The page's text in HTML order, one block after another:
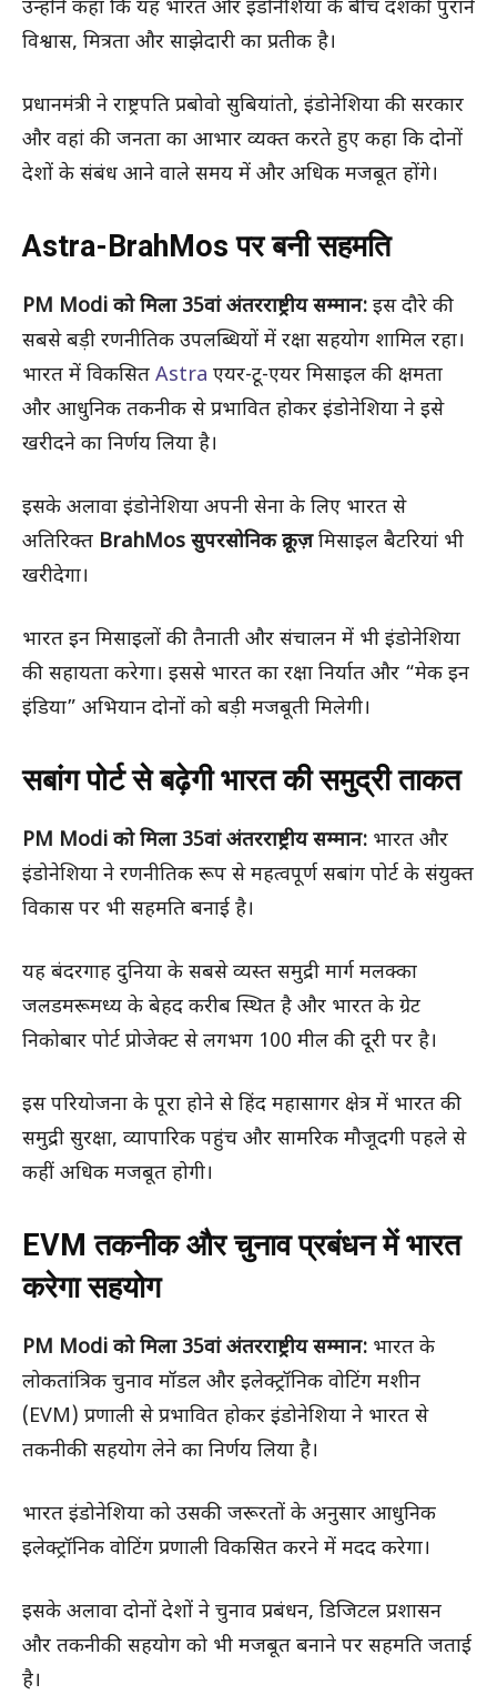
उन्होंने कहा कि यह भारत और इंडोनेशिया के बीच दशकों पुराने
विश्वास, मित्रता और साझेदारी का प्रतीक है।
प्रधानमंत्री ने राष्ट्रपति प्रबोवो सुबियांतो, इंडोनेशिया की सरकार
और वहां की जनता का आभार व्यक्त करते हुए कहा कि दोनों
देशों के संबंध आने वाले समय में और अधिक मजबूत होंगे।
Astra-BrahMos पर बनी सहमति
PM Modi को मिला 35वां अंतरराष्ट्रीय सम्मान: इस दौरे की
सबसे बड़ी रणनीतिक उपलब्धियों में रक्षा सहयोग शामिल रहा।
भारत में विकसित Astra एयर-टू-एयर मिसाइल की क्षमता
और आधुनिक तकनीक से प्रभावित होकर इंडोनेशिया ने इसे
खरीदने का निर्णय लिया है।
इसके अलावा इंडोनेशिया अपनी सेना के लिए भारत से
अतिरिक्त BrahMos सुपरसोनिक क्रूज़मिसाइल बैटरियां भी
खरीदेगा।
भारत इन मिसाइलों की तैनाती और संचालन में भी इंडोनेशिया
की सहायता करेगा। इससे भारत का रक्षा निर्यात और “मेक इन
इंडिया” अभियान दोनों को बड़ी मजबूती मिलेगी।
सबांग पोर्ट से बढ़ेगी भारत की समुद्री ताकत
PM Modi को मिला 35वां अंतरराष्ट्रीय सम्मान: भारत और
इंडोनेशिया ने रणनीतिक रूप से महत्वपूर्ण सबांग पोर्ट के संयुक्त
विकास पर भी सहमति बनाई है।
यह बंदरगाह दुनिया के सबसे व्यस्त समुद्री मार्ग मलक्का
जलडमरूमध्य के बेहद करीब स्थित है और भारत के ग्रेट
निकोबार पोर्ट प्रोजेक्ट से लगभग 100 मील की दूरी पर है।
इस परियोजना के पूरा होने से हिंद महासागर क्षेत्र में भारत की
समुद्री सुरक्षा, व्यापारिक पहुंच और सामरिक मौजूदगी पहले से
कहीं अधिक मजबूत होगी।
EVM तकनीक और चुनाव प्रबंधन में भारत
करेगा सहयोग
PM Modi को मिला 35वां अंतरराष्ट्रीय सम्मान: भारत के
लोकतांत्रिक चुनाव मॉडल और इलेक्ट्रॉनिक वोटिंग मशीन
(EVM) प्रणाली से प्रभावित होकर इंडोनेशिया ने भारत से
तकनीकी सहयोग लेने का निर्णय लिया है।
भारत इंडोनेशिया को उसकी जरूरतों के अनुसार आधुनिक
इलेक्ट्रॉनिक वोटिंग प्रणाली विकसित करने में मदद करेगा।
इसके अलावा दोनों देशों ने चुनाव प्रबंधन, डिजिटल प्रशासन
और तकनीकी सहयोग को भी मजबूत बनाने पर सहमति जताई
है।